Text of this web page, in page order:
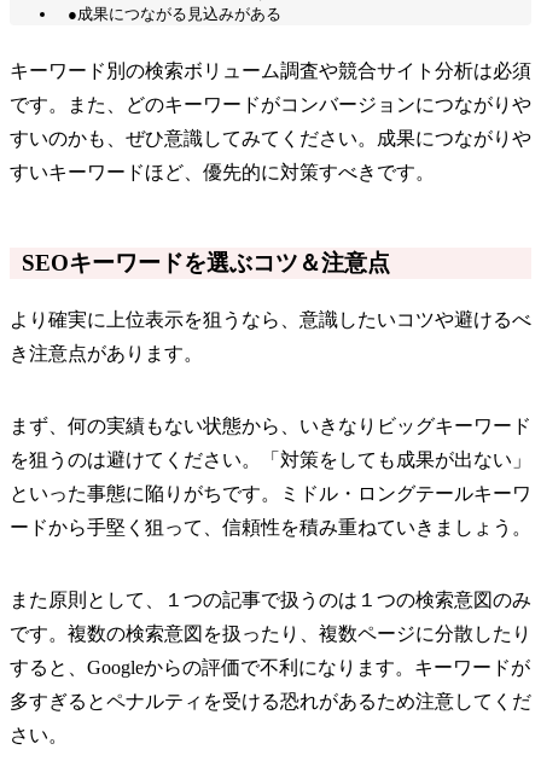
●成果につながる見込みがある
キーワード別の検索ボリューム調査や競合サイト分析は必須
です。また、どのキーワードがコンバージョンにつながりや
すいのかも、ぜひ意識してみてください。成果につながりや
すいキーワードほど、優先的に対策すべきです。
SEOキーワードを選ぶコツ＆注意点
より確実に上位表示を狙うなら、意識したいコツや避けるべ
き注意点があります。
まず、何の実績もない状態から、いきなりビッグキーワード
を狙うのは避けてください。「対策をしても成果が出ない」
といった事態に陥りがちです。ミドル・ロングテールキーワ
ードから手堅く狙って、信頼性を積み重ねていきましょう。
また原則として、１つの記事で扱うのは１つの検索意図のみ
です。複数の検索意図を扱ったり、複数ページに分散したり
すると、Googleからの評価で不利になります。キーワードが
多すぎるとペナルティを受ける恐れがあるため注意してくだ
さい。